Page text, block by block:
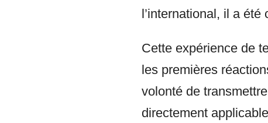
l’international, il a
Cette expérience de
les premières
volonté de
directement